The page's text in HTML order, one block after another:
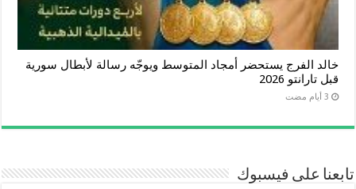
خالد الفرج يستحضر أمجاد المتوسط ويوجّه رسالة لأبطال سورية
قبل تارانتو 2026
تابعنا على فيسبوك